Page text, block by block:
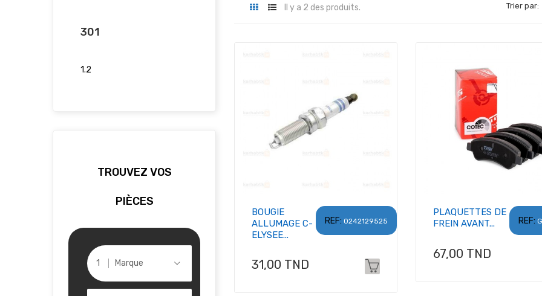
301
1.2
TROUVEZ VOS
PIÈCES
Marque
Il y a 2 des produits. Trier par:
REF: 0242129525
BOUGIE
ALLUMAGE C-
ELYSEE...
Prix
31,00 TND
REF:
PLAQUETTES DE
FREIN AVANT...
Prix
67,00 TND